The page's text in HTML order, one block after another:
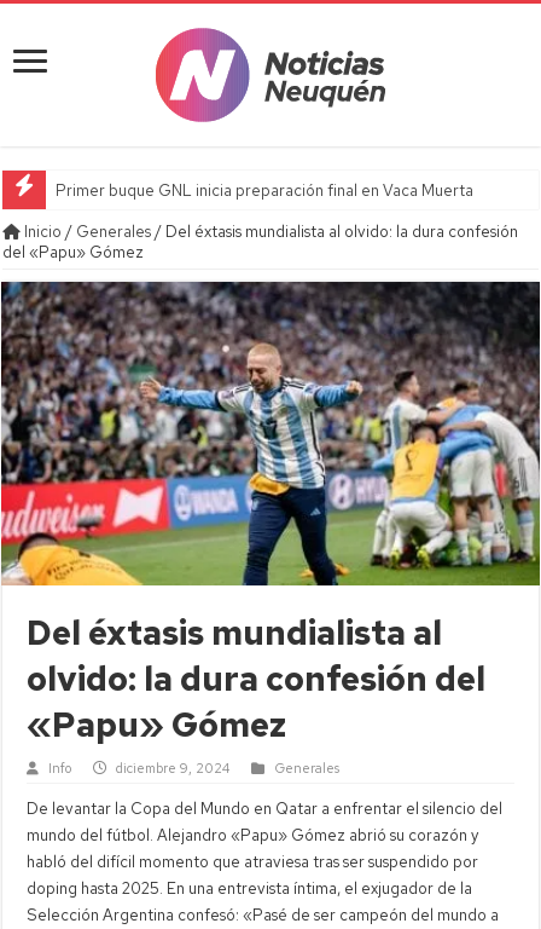
Primer buque GNL inicia preparación final en Vaca Muerta
Inicio / Generales/ Del éxtasis mundialista al olvido: la dura confesión
del «Papu» Gómez
Del éxtasis mundialista al
olvido: la dura confesión del
«Papu» Gómez
Info diciembre 9, 2024 Generales
De levantar la Copa del Mundo en Qatar a enfrentar el silencio del
mundo del fútbol. Alejandro «Papu» Gómez abrió su corazón y
habló del difícil momento que atraviesa tras ser suspendido por
doping hasta 2025. En una entrevista íntima, el exjugador de la
Selección Argentina confesó: «Pasé de ser campeón del mundo a